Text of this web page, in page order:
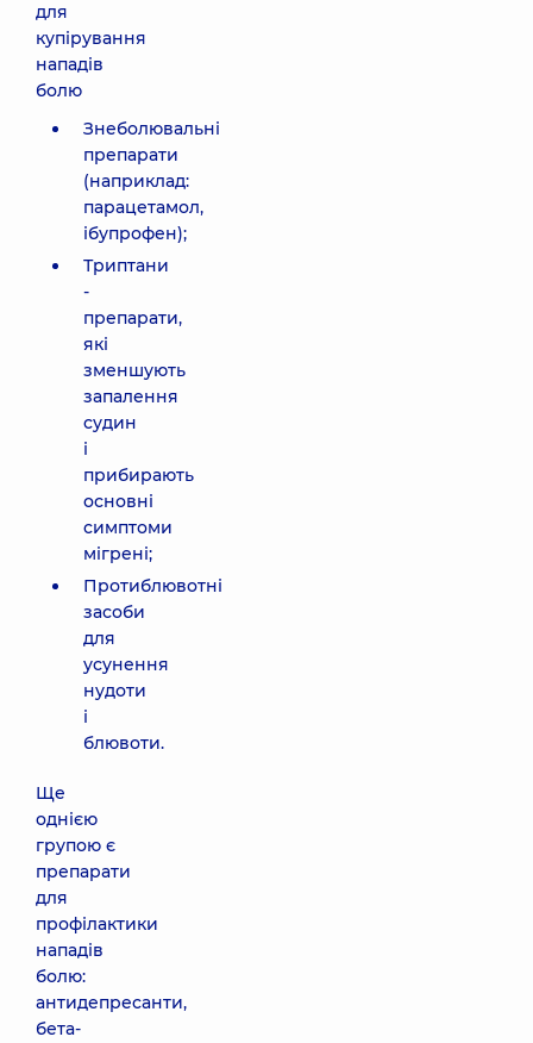
для
купірування
нападів
болю
Знеболювальні
препарати
(наприклад:
парацетамол,
ібупрофен);
Триптани
-
препарати,
які
зменшують
запалення
судин
і
прибирають
основні
симптоми
мігрені;
Протиблювотні
засоби
для
усунення
нудоти
і
блювоти.
Ще
однією
групою є
препарати
для
профілактики
нападів
болю:
антидепресанти,
бета-